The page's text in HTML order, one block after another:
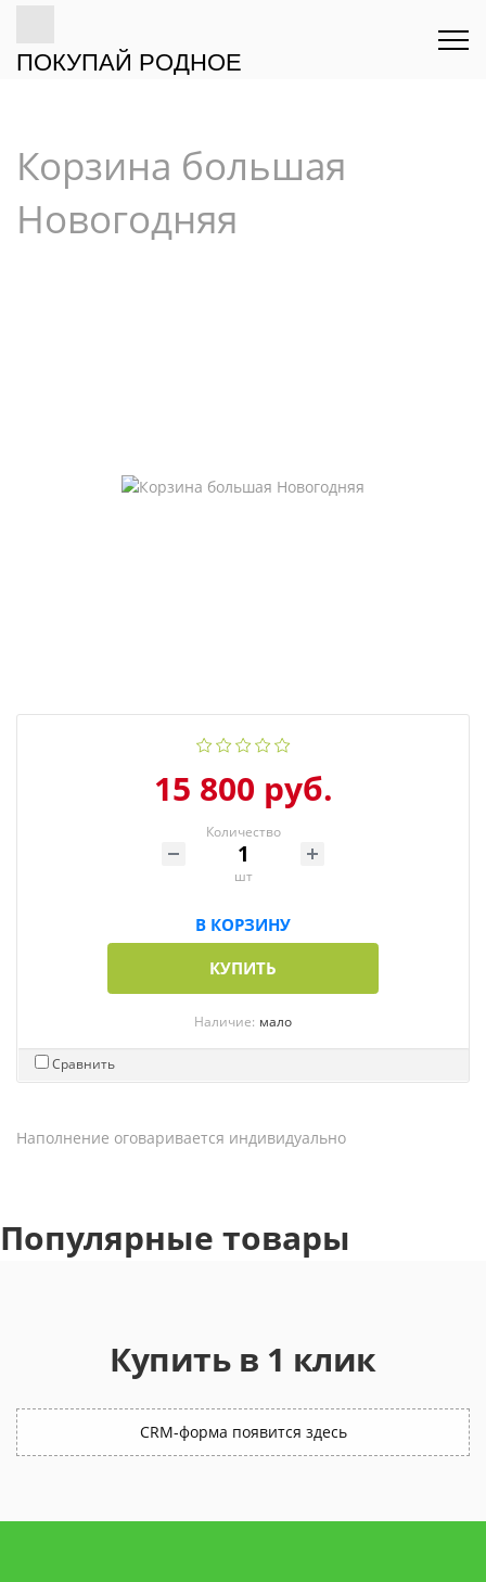
ПОКУПАЙ РОДНОЕ
Корзина большая
Новогодняя
15 800 руб.
Количество
шт
В КОРЗИНУ
КУПИТЬ
Наличие: мало
Сравнить
Наполнение оговаривается индивидуально
Популярные товары
Купить в 1 клик
CRM-форма появится здесь